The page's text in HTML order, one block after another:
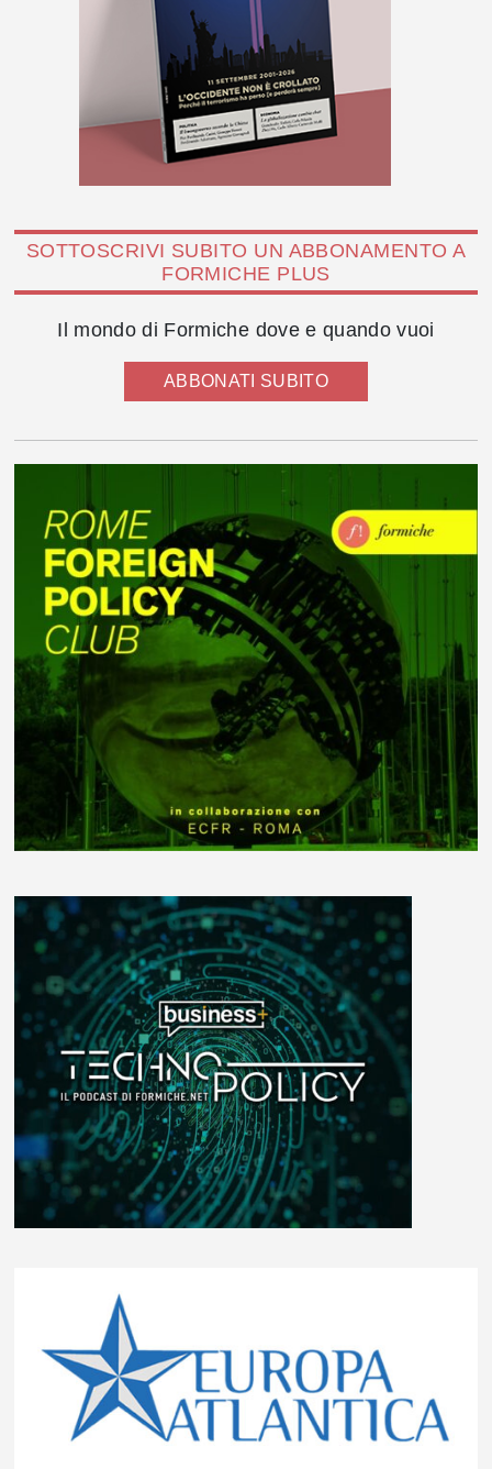
SOTTOSCRIVI SUBITO UN ABBONAMENTO A
FORMICHE PLUS
Il mondo di Formiche dove e quando vuoi
ABBONATI SUBITO